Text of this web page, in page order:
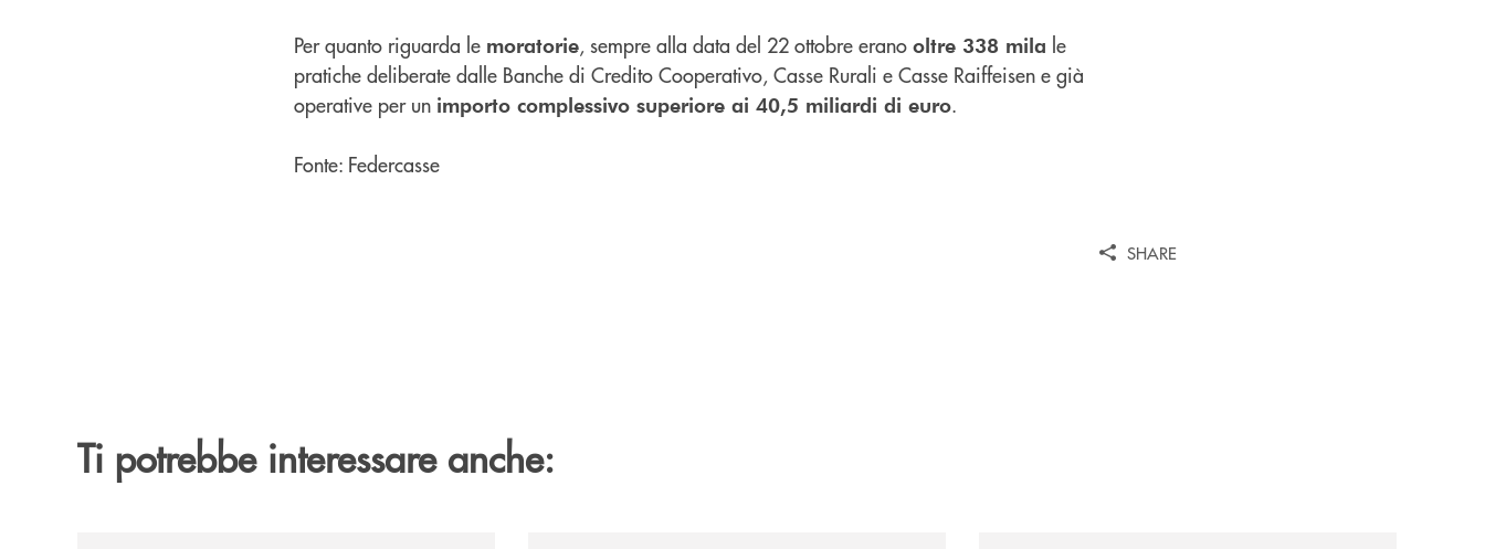
Per quanto riguarda le moratorie, sempre alla data del 22 ottobre erano oltre 338 mila le
pratiche deliberate dalle Banche di Credito Cooperativo, Casse Rurali e Casse Raiffeisen e già
operative per un importo complessivo superiore ai 40,5 miliardi di euro.
Fonte: Federcasse
SHARE
Ti potrebbe interessare anche: